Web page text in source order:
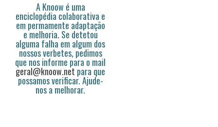
A Knoow é uma
enciclopédia colaborativa e
em permamente adaptação
e melhoria. Se detetou
alguma falha em algum dos
nossos verbetes, pedimos
que nos informe para o mail
geral@knoow.net para que
possamos verificar. Ajude-
nos a melhorar.